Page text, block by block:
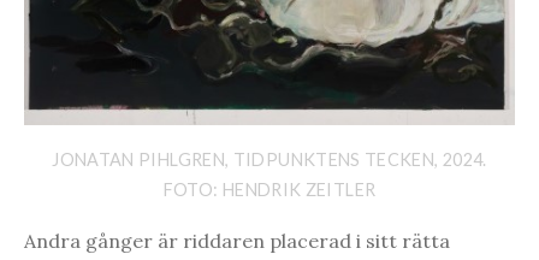
JONATAN PIHLGREN, TIDPUNKTENS TECKEN, 2024.
FOTO: HENDRIK ZEITLER
Andra gånger är riddaren placerad i sitt rätta